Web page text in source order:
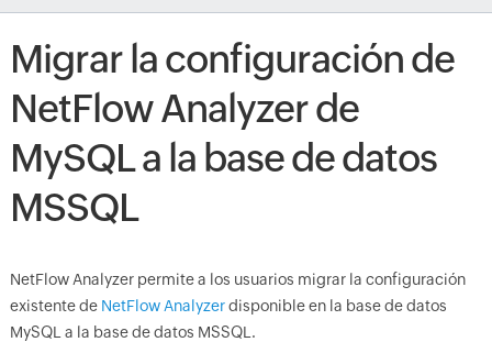
Migrar la configuración de
NetFlow Analyzer de
MySQL a la base de datos
MSSQL
NetFlow Analyzer permite a los usuarios migrar la configuración
existente de NetFlow Analyzerdisponible en la base de datos
MySQL a la base de datos MSSQL.